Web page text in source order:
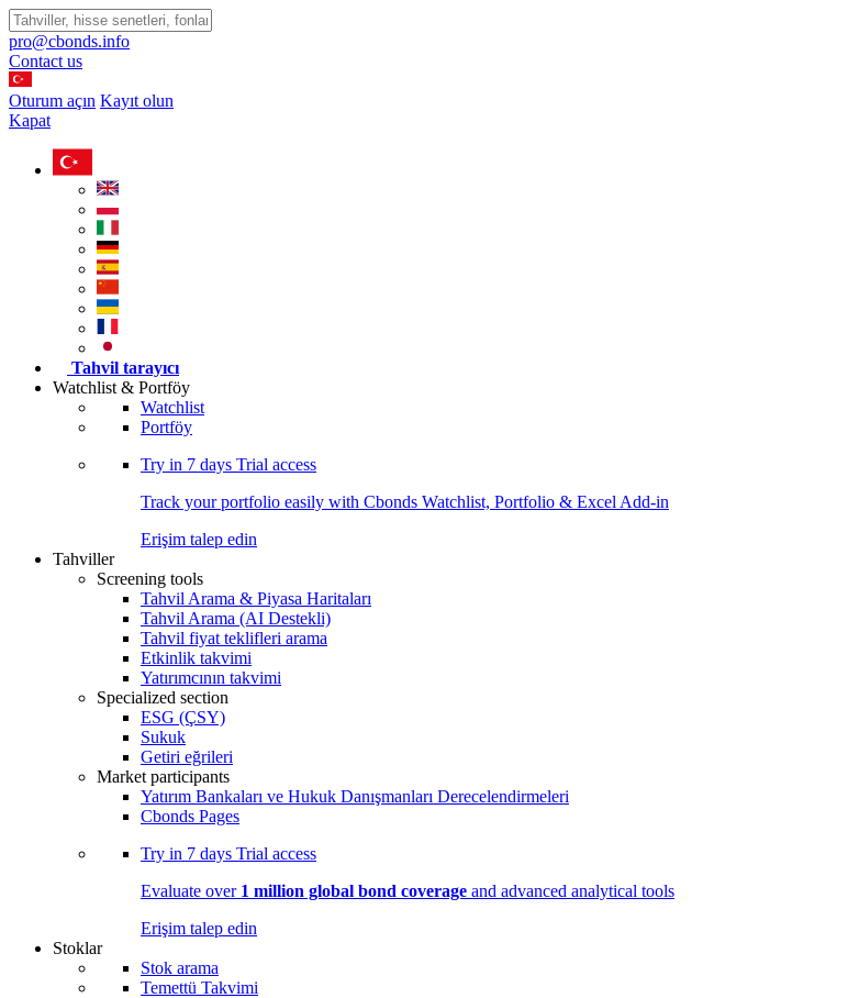
pro@cbonds.info
Contact us
Oturum açın Kayıt olun
Kapat
Tahvil tarayıcı
Watchlist & Portföy
Watchlist
Portföy
Try in 7 days Trial access
Track your portfolio easily with Cbonds Watchlist, Portfolio & Excel Add-in
Erişim talep edin
Tahviller
Screening tools
Tahvil Arama & Piyasa Haritaları
Tahvil Arama (AI Destekli)
Tahvil fiyat teklifleri arama
Etkinlik takvimi
Yatırımcının takvimi
Specialized section
ESG (ÇSY)
Sukuk
Getiri eğrileri
Market participants
Yatırım Bankaları ve Hukuk Danışmanları Derecelendirmeleri
Cbonds Pages
Try in 7 days Trial access
Evaluate over 1 million global bond coverage and advanced analytical tools
Erişim talep edin
Stoklar
Stok arama
Temettü Takvimi